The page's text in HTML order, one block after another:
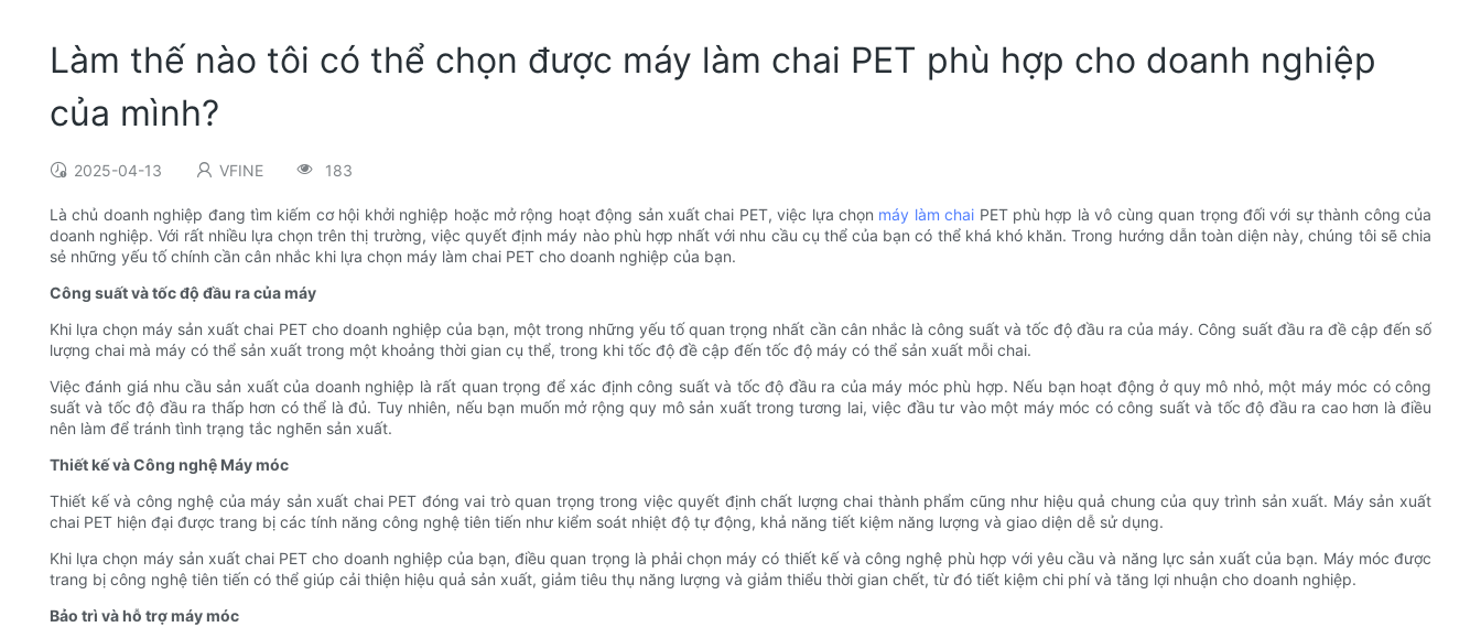
Làm thế nào tôi có thể chọn được máy làm chai PET phù hợp cho doanh nghiệp
của mình?
2025-04-13 VFINE 183
Là chủ doanh nghiệp đang tìm kiếm cơ hội khởi nghiệp hoặc mở rộng hoạt động sản xuất chai PET, việc lựa chọn máy làm chai PET phù hợp là vô cùng quan trọng đối với sự thành công của
doanh nghiệp. Với rất nhiều lựa chọn trên thị trường, việc quyết định máy nào phù hợp nhất với nhu cầu cụ thể của bạn có thể khá khó khăn. Trong hướng dẫn toàn diện này, chúng tôi sẽ chia
sẻ những yếu tố chính cần cân nhắc khi lựa chọn máy làm chai PET cho doanh nghiệp của bạn.
Công suất và tốc độ đầu ra của máy
Khi lựa chọn máy sản xuất chai PET cho doanh nghiệp của bạn, một trong những yếu tố quan trọng nhất cần cân nhắc là công suất và tốc độ đầu ra của máy. Công suất đầu ra đề cập đến số
lượng chai mà máy có thể sản xuất trong một khoảng thời gian cụ thể, trong khi tốc độ đề cập đến tốc độ máy có thể sản xuất mỗi chai.
Việc đánh giá nhu cầu sản xuất của doanh nghiệp là rất quan trọng để xác định công suất và tốc độ đầu ra của máy móc phù hợp. Nếu bạn hoạt động ở quy mô nhỏ, một máy móc có công
suất và tốc độ đầu ra thấp hơn có thể là đủ. Tuy nhiên, nếu bạn muốn mở rộng quy mô sản xuất trong tương lai, việc đầu tư vào một máy móc có công suất và tốc độ đầu ra cao hơn là điều
nên làm để tránh tình trạng tắc nghẽn sản xuất.
Thiết kế và Công nghệ Máy móc
Thiết kế và công nghệ của máy sản xuất chai PET đóng vai trò quan trọng trong việc quyết định chất lượng chai thành phẩm cũng như hiệu quả chung của quy trình sản xuất. Máy sản xuất
chai PET hiện đại được trang bị các tính năng công nghệ tiên tiến như kiểm soát nhiệt độ tự động, khả năng tiết kiệm năng lượng và giao diện dễ sử dụng.
Khi lựa chọn máy sản xuất chai PET cho doanh nghiệp của bạn, điều quan trọng là phải chọn máy có thiết kế và công nghệ phù hợp với yêu cầu và năng lực sản xuất của bạn. Máy móc được
trang bị công nghệ tiên tiến có thể giúp cải thiện hiệu quả sản xuất, giảm tiêu thụ năng lượng và giảm thiểu thời gian chết, từ đó tiết kiệm chi phí và tăng lợi nhuận cho doanh nghiệp.
Bảo trì và hỗ trợ máy móc